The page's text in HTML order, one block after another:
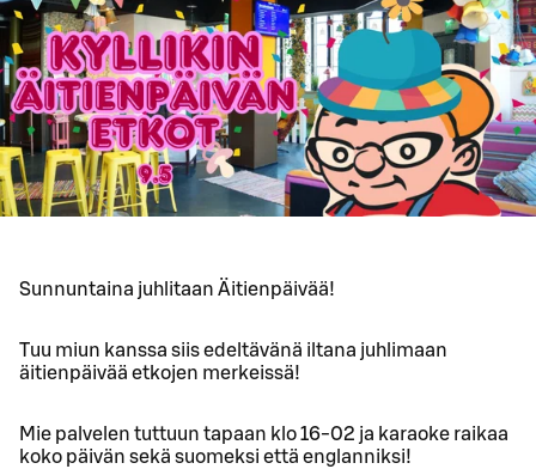
Sunnuntaina juhlitaan Äitienpäivää!
Tuu miun kanssa siis edeltävänä iltana juhlimaan
äitienpäivää etkojen merkeissä!
Mie palvelen tuttuun tapaan klo 16-02 ja karaoke raikaa
koko päivän sekä suomeksi että englanniksi!